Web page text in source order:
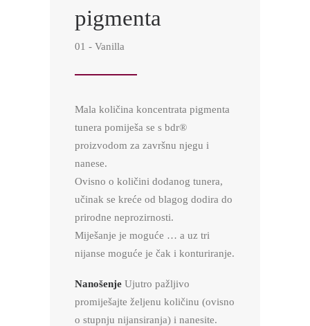
pigmenta
01 - Vanilla
Mala količina koncentrata pigmenta
tunera pomiješa se s bdr®
proizvodom za završnu njegu i
nanese.
Ovisno o količini dodanog tunera,
učinak se kreće od blagog dodira do
prirodne neprozirnosti.
Miješanje je moguće … a uz tri
nijanse moguće je čak i konturiranje.
Nanošenje Ujutro pažljivo
promiješajte željenu količinu (ovisno
o stupnju nijansiranja) i nanesite.